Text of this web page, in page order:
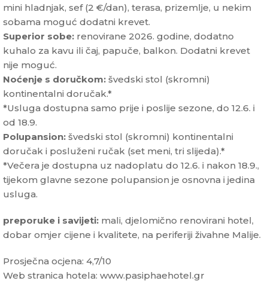
mini hladnjak, sef (2 €/dan), terasa, prizemlje, u nekim
sobama moguć dodatni krevet.
Superior sobe: renovirane 2026. godine, dodatno
kuhalo za kavu ili čaj, papuče, balkon. Dodatni krevet
nije moguć.
Noćenje s doručkom: švedski stol (skromni)
kontinentalni doručak.*
*Usluga dostupna samo prije i poslije sezone, do 12.6. i
od 18.9.
Polupansion: švedski stol (skromni) kontinentalni
doručak i posluženi ručak (set meni, tri slijeda).*
*Večera je dostupna uz nadoplatu do 12.6. i nakon 18.9.,
tijekom glavne sezone polupansion je osnovna i jedina
usluga.
preporuke i savijeti: mali, djelomično renovirani hotel,
dobar omjer cijene i kvalitete, na periferiji živahne Malije.
Prosječna ocjena: 4,7/10
Web stranica hotela: www.pasiphaehotel.gr